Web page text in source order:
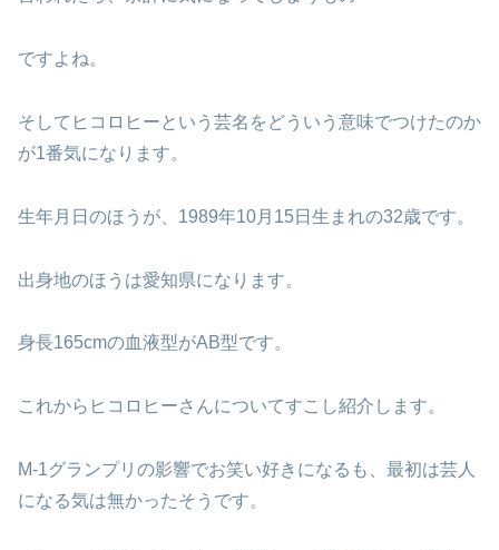
ですよね。
そしてヒコロヒーという芸名をどういう意味でつけたのか
が1番気になります。
生年月日のほうが、1989年10月15日生まれの32歳です。
出身地のほうは愛知県になります。
身長165cmの血液型がAB型です。
これからヒコロヒーさんについてすこし紹介します。
M-1グランプリの影響でお笑い好きになるも、最初は芸人
になる気は無かったそうです。